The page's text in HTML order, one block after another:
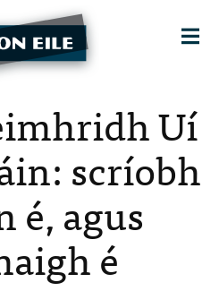
Uí
scríobh
é, agus
é